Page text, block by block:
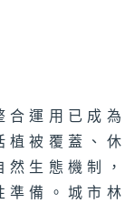
化 運用已成
被覆蓋、
生態機制
備。城市